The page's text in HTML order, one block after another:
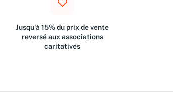
Jusqu'à 15% du prix de vente
reversé aux associations
caritatives